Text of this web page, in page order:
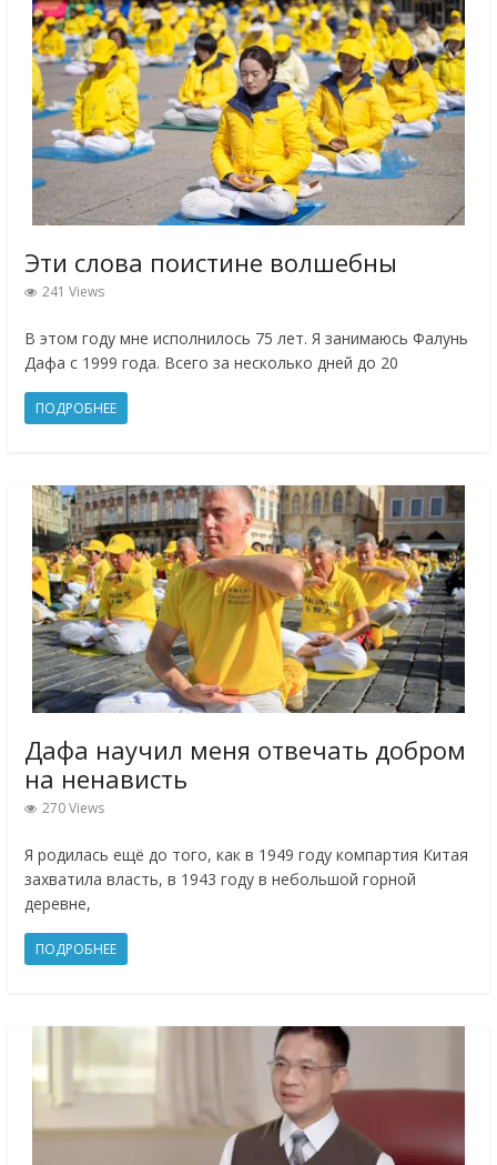
Эти слова поистине волшебны
241 Views
В этом году мне исполнилось 75 лет. Я занимаюсь Фалунь
Дафа с 1999 года. Всего за несколько дней до 20
ПОДРОБНЕЕ
Дафа научил меня отвечать добром
на ненависть
270 Views
Я родилась ещё до того, как в 1949 году компартия Китая
захватила власть, в 1943 году в небольшой горной
деревне,
ПОДРОБНЕЕ